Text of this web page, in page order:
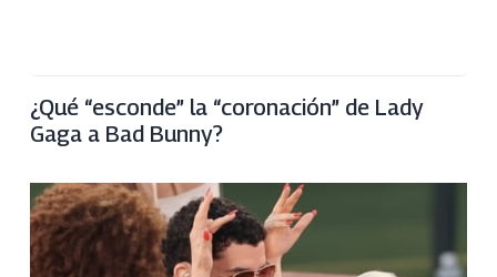
¿Qué “esconde” la “coronación” de Lady
Gaga a Bad Bunny?